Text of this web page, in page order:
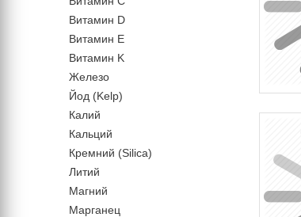
Витамин D
Витамин Е
Витамин K
Железо
Йод (Kelp)
Калий
Кальций
Кремний (Silica)
Литий
Магний
Марганец